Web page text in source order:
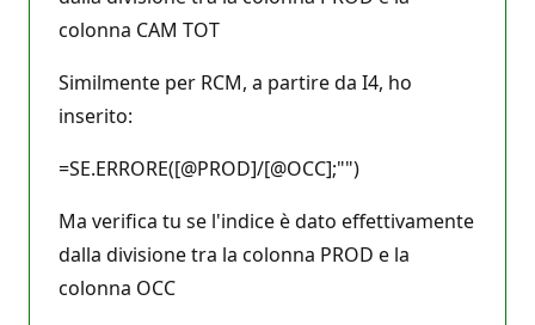
colonna CAM TOT
Similmente per RCM, a partire da I4, ho
inserito:
=SE.ERRORE([@PROD]/[@OCC];"")
Ma verifica tu se l'indice è dato effettivamente
dalla divisione tra la colonna PROD e la
colonna OCC